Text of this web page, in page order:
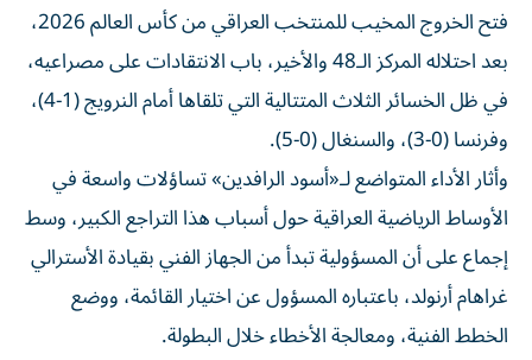
فتح الخروج المخيب للمنتخب العراقي من كأس العالم 2026،
بعد احتلاله المركز الـ48 والأخير، باب الانتقادات على مصراعيه،
في ظل الخسائر الثلاث المتتالية التي تلقاها أمام النرويج (1-4)،
وفرنسا (0-3)، والسنغال (0-5).
وأثار الأداء المتواضع لـ«أسود الرافدين» تساؤلات واسعة في
الأوساط الرياضية العراقية حول أسباب هذا التراجع الكبير، وسط
إجماع على أن المسؤولية تبدأ من الجهاز الفني بقيادة الأسترالي
غراهام أرنولد، باعتباره المسؤول عن اختيار القائمة، ووضع
الخطط الفنية، ومعالجة الأخطاء خلال البطولة.